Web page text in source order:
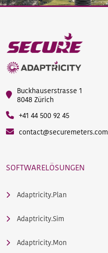
Buckhauserstrasse 1
8048 Zürich
+41 44 500 92 45
contact@securemeters.com
SOFTWARELÖSUNGEN
Adaptricity.Plan
Adaptricity.Sim
Adaptricity.Mon